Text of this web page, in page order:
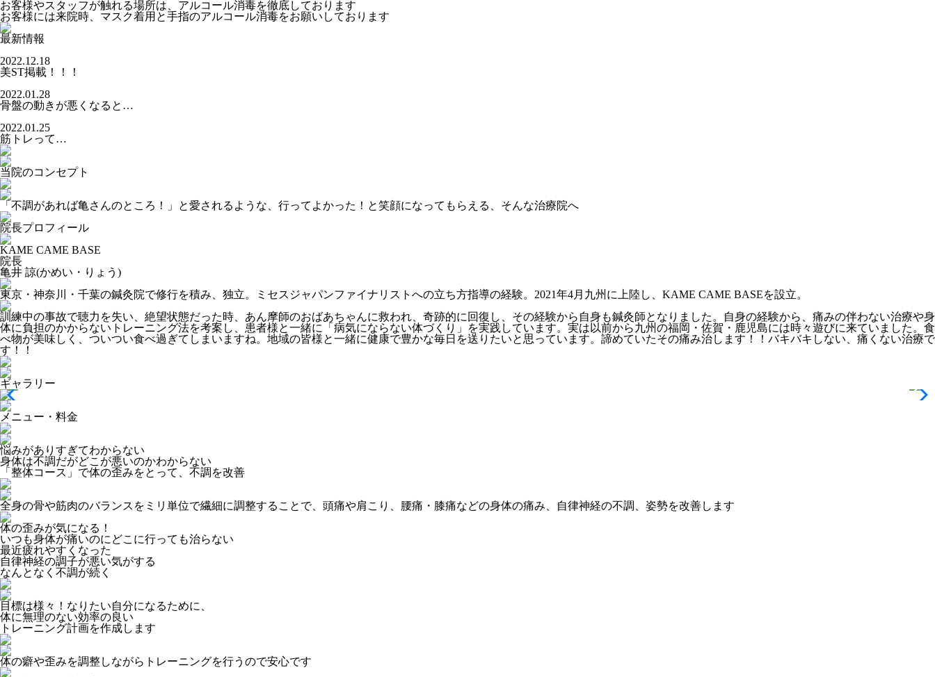
お客様やスタッフが触れる場所は、アルコール消毒を徹底しております
お客様には来院時、マスク着用と手指のアルコール消毒をお願いしております
最新情報
2022.12.18
美ST掲載！！！
2022.01.28
骨盤の動きが悪くなると…
2022.01.25
筋トレって…
当院のコンセプト
「不調があれば亀さんのところ！」と愛されるような、行ってよかった！と笑顔になってもらえる、そんな治療院へ
院長プロフィール
KAME CAME BASE
院長
亀井 諒(かめい・りょう)
東京・神奈川・千葉の鍼灸院で修行を積み、独立。ミセスジャパンファイナリストへの立ち方指導の経験。2021年4月九州に上陸し、KAME CAME BASEを設立。
訓練中の事故で聴力を失い、絶望状態だった時、あん摩師のおばあちゃんに救われ、奇跡的に回復し、その経験から自身も鍼灸師となりました。自身の経験から、痛みの伴わない治療や身
体に負担のかからないトレーニング法を考案し、患者様と一緒に「病気にならない体づくり」を実践しています。実は以前から九州の福岡・佐賀・鹿児島には時々遊びに来ていました。食
べ物が美味しく、ついつい食べ過ぎてしまいますね。地域の皆様と一緒に健康で豊かな毎日を送りたいと思っています。諦めていたその痛み治します！！バキバキしない、痛くない治療で
す！！
ギャラリー
メニュー・料金
悩みがありすぎてわからない
身体は不調だがどこが悪いのかわからない
「整体コース」で体の歪みをとって、不調を改善
全身の骨や筋肉のバランスをミリ単位で繊細に調整することで、頭痛や肩こり、腰痛・膝痛などの身体の痛み、自律神経の不調、姿勢を改善します
体の歪みが気になる！
いつも身体が痛いのにどこに行っても治らない
最近疲れやすくなった
自律神経の調子が悪い気がする
なんとなく不調が続く
目標は様々！なりたい自分になるために、
体に無理のない効率の良い
トレーニング計画を作成します
体の癖や歪みを調整しながらトレーニングを行うので安心です